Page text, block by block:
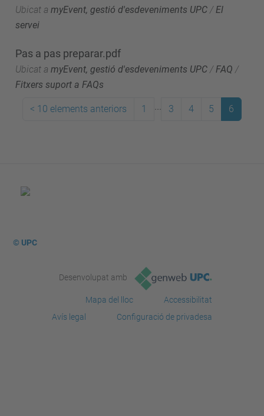
Ubicat a myEvent, gestió d'esdeveniments UPC / El
servei
Pas a pas preparar.pdf
Ubicat a myEvent, gestió d'esdeveniments UPC /FAQ /
Fitxers suport a FAQs
< 10 elements anteriors 1 3 4 5 6
© UPC
Desenvolupat amb
Mapa del lloc
Accessibilitat
Avís legal
Configuració de privadesa